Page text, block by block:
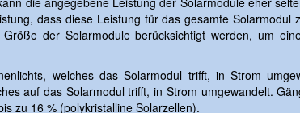
dass diese Leistung für das gesamte Solarmodul
der Solarmodule berücksichtigt werden, um
welches das Solarmodul trifft, in Strom
auf das Solarmodul trifft, in Strom umgewandelt.
zu 16 % (polykristalline Solarzellen).